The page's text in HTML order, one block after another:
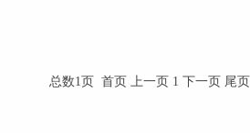
总数1页 首页 上一页 1 下一页 尾页